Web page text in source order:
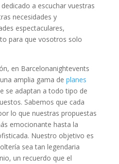
a escuchar vuestras
necesidades y
espectaculares,
para que vosotros solo
en Barcelonanightevents
amplia gama de planes
se adaptan a todo tipo de
Sabemos que cada
lo que nuestras propuestas
emocionante hasta la
Nuestro objetivo es
sea tan legendaria
un recuerdo que el